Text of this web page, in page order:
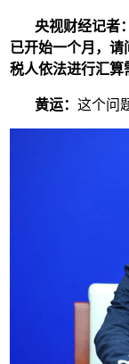
央视财经记者
已开始一个月，
税人依法进行汇算
黄运：这个问